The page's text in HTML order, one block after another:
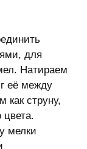
для
Натираем
её между
как струну,
цвета.
мелки